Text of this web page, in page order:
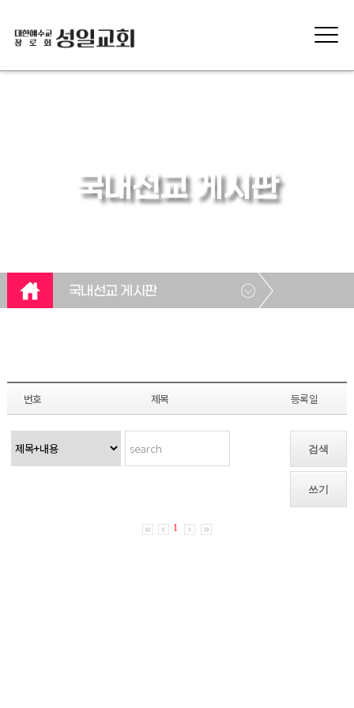
국내선교 게시판
국내선교 게시판
번호 제목 등록일
검색
쓰기
1